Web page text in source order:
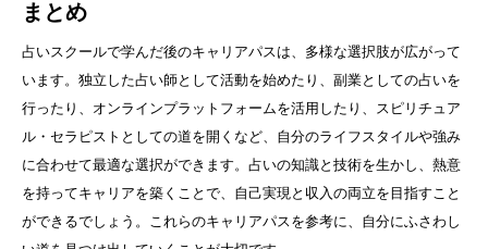
まとめ
占いスクールで学んだ後のキャリアパスは、多様な選択肢が広がって
います。独立した占い師として活動を始めたり、副業としての占いを
行ったり、オンラインプラットフォームを活用したり、スピリチュア
ル・セラピストとしての道を開くなど、自分のライフスタイルや強み
に合わせて最適な選択ができます。占いの知識と技術を生かし、熱意
を持ってキャリアを築くことで、自己実現と収入の両立を目指すこと
ができるでしょう。これらのキャリアパスを参考に、自分にふさわし